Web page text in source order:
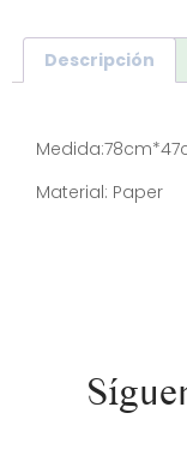
Descripción
Material: Paper